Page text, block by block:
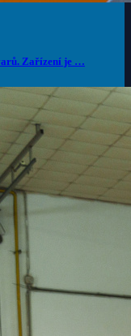
Zařízení je …